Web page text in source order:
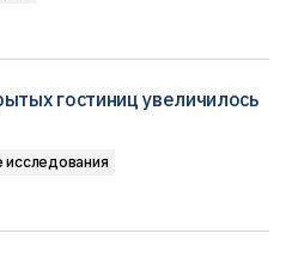
гостиниц увеличилось